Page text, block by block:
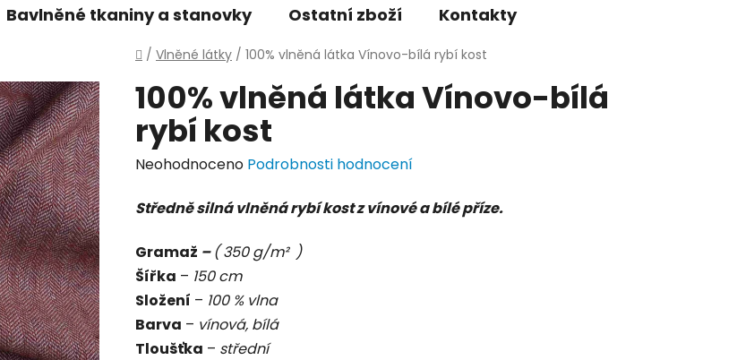
KOŠÍK
Bavlněné tkaniny a stanovky Ostatní zboží Kontakty
Domů
/ Vlněné látky / 100% vlněná látka Vínovo-bílá rybí kost
100% vlněná látka Vínovo-bílá
rybí kost
Průměrné
produktu
0,0
z
5
hvězdiček.
Neohodnoceno Podrobnosti hodnocení
Středně silná vlněná rybí kost z vínové a bílé příze.
Gramaž –( 350 g/m² )
Šířka – 150 cm
Složení – 100 % vlna
Barva – vínová, bílá
Tloušťka – střední